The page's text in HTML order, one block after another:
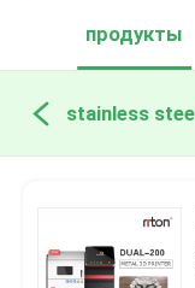
продукты